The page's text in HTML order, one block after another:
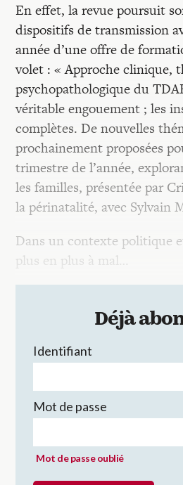
En effet, la revue poursuit
dispositifs de transmission
année d’une offre de
volet : « Approche clinique,
psychopathologique du
véritable engouement ; les
complètes. De nouvelles
prochainement proposées
trimestre de l’année,
les familles, présentée par
la périnatalité, avec Sylvain
Dans un contexte politique
plus en plus à mal…
Déjà
Identifiant
Mot de passe
Mot de passe oublié